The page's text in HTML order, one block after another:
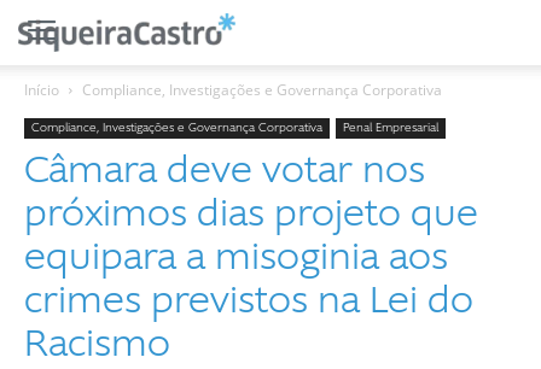
Início Compliance, Investigações ​e Governança Corporativa
Compliance, Investigações ​e Governança Corporativa Penal Empresarial
Câmara deve votar nos
próximos dias projeto que
equipara a misoginia aos
crimes previstos na Lei do
Racismo